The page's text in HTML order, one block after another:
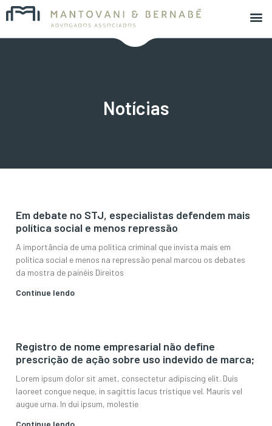
Notícias
Em debate no STJ, especialistas defendem mais
política social e menos repressão
​​A importância de uma política criminal que invista mais em
política social e menos na repressão penal marcou os debates
da mostra de painéis Direitos
Continue lendo
Registro de nome empresarial não define
prescrição de ação sobre uso indevido de marca;
Lorem ipsum dolor sit amet, consectetur adipiscing elit. Duis
laoreet congue neque, in sagittis lacus tristique vel. Mauris vel
augue urna. In dui ipsum, molestie